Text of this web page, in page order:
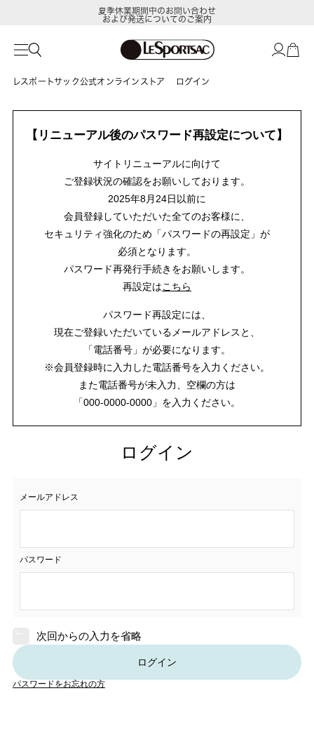
夏季休業期間中のお問い合わせ
および発送についてのご案内
レスポートサック公式オンラインストア ログイン
【リニューアル後のパスワード再設定について】
サイトリニューアルに向けて
ご登録状況の確認をお願いしております。
2025年8月24日以前に
会員登録していただいた全てのお客様に、
セキュリティ強化のため「パスワードの再設定」が
必須となります。
パスワード再発行手続きをお願いします。
再設定はこちら
パスワード再設定には、
現在ご登録いただいているメールアドレスと、
「電話番号」が必要になります。
※会員登録時に入力した電話番号を入力ください。
また電話番号が未入力、空欄の方は
「000-0000-0000」を入力ください。
ログイン
メールアドレス
パスワード
次回からの入力を省略
ログイン
パスワードをお忘れの方